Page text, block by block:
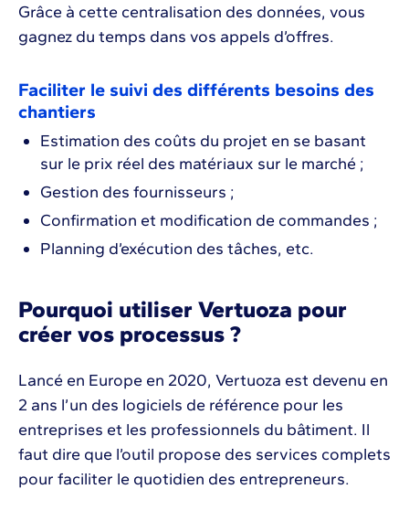
Grâce à cette centralisation des données, vous
gagnez du temps dans vos appels d’offres.
Faciliter le suivi des différents besoins des
chantiers
Estimation des coûts du projet en se basant
sur le prix réel des matériaux sur le marché ;
Gestion des fournisseurs ;
Confirmation et modification de commandes ;
Planning d’exécution des tâches, etc.
Pourquoi utiliser Vertuoza pour
créer vos processus ?
Lancé en Europe en 2020, Vertuoza est devenu en
2 ans l’un des logiciels de référence pour les
entreprises et les professionnels du bâtiment. Il
faut dire que l’outil propose des services complets
pour faciliter le quotidien des entrepreneurs.